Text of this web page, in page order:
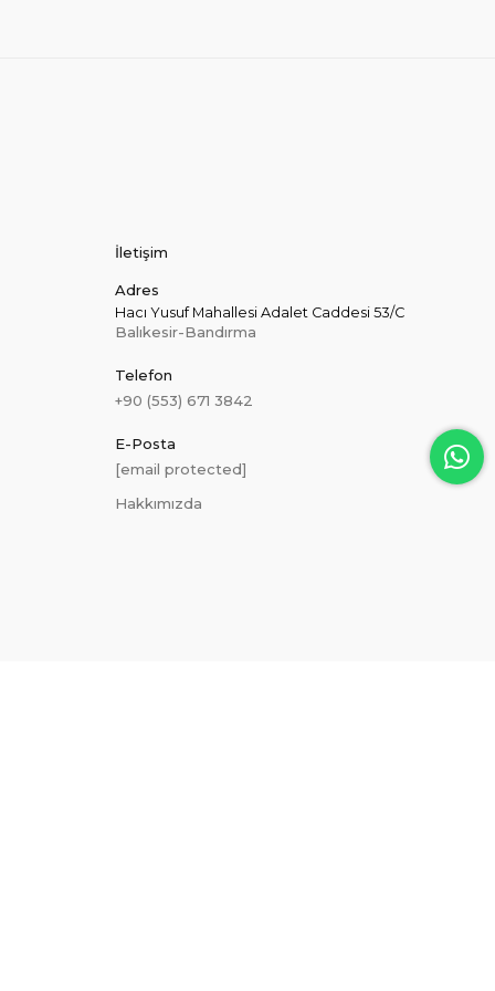
İletişim
Adres
Hacı Yusuf Mahallesi Adalet Caddesi 53/C
Balıkesir-Bandırma
Telefon
+90 (553) 671 3842
E-Posta
[email protected]
Hakkımızda